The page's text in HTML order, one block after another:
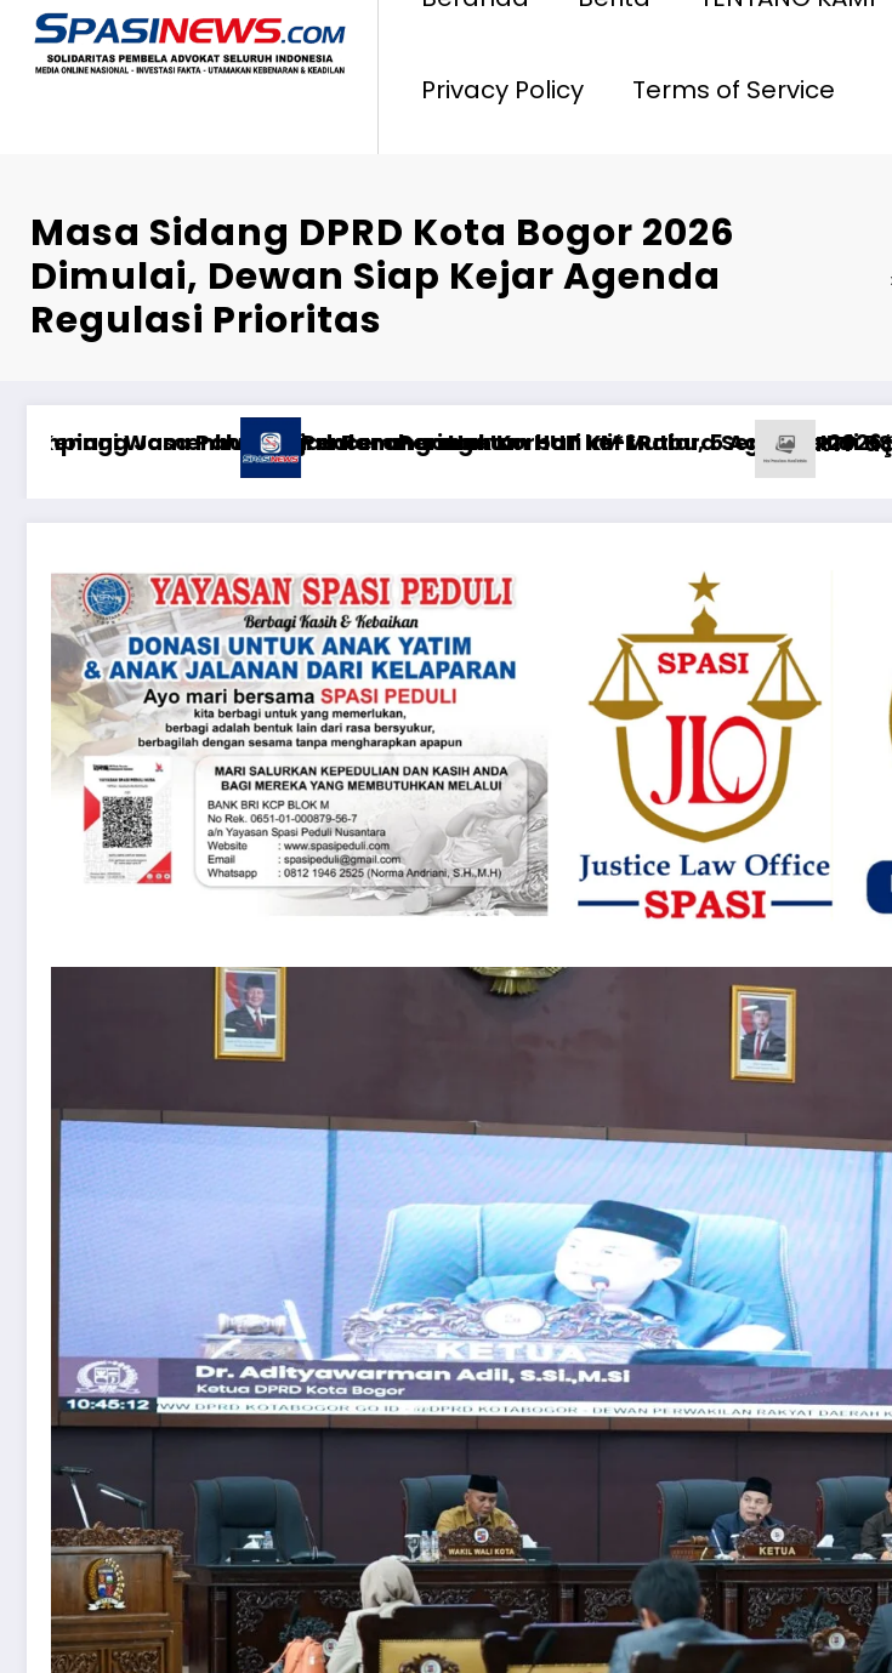
Privacy Policy Terms of Service
Masa Sidang DPRD Kota Bogor 2026
Dimulai, Dewan Siap Kejar Agenda
Regulasi Prioritas
KEPADA MANTAN ISTRI DAN ANAK MASIH MENGIKAT*
anlayışı
minimieren: Wie fange ich an, bei Sportwetten ohne Oasis?
Ставки на спорт 1xBet: типичные